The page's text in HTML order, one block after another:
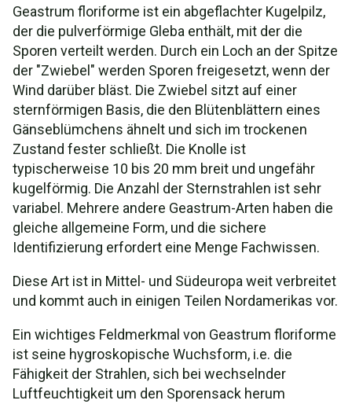
Geastrum floriforme ist ein abgeflachter Kugelpilz,
der die pulverförmige Gleba enthält, mit der die
Sporen verteilt werden. Durch ein Loch an der Spitze
der "Zwiebel" werden Sporen freigesetzt, wenn der
Wind darüber bläst. Die Zwiebel sitzt auf einer
sternförmigen Basis, die den Blütenblättern eines
Gänseblümchens ähnelt und sich im trockenen
Zustand fester schließt. Die Knolle ist
typischerweise 10 bis 20 mm breit und ungefähr
kugelförmig. Die Anzahl der Sternstrahlen ist sehr
variabel. Mehrere andere Geastrum-Arten haben die
gleiche allgemeine Form, und die sichere
Identifizierung erfordert eine Menge Fachwissen.
Diese Art ist in Mittel- und Südeuropa weit verbreitet
und kommt auch in einigen Teilen Nordamerikas vor.
Ein wichtiges Feldmerkmal von Geastrum floriforme
ist seine hygroskopische Wuchsform, i.e. die
Fähigkeit der Strahlen, sich bei wechselnder
Luftfeuchtigkeit um den Sporensack herum